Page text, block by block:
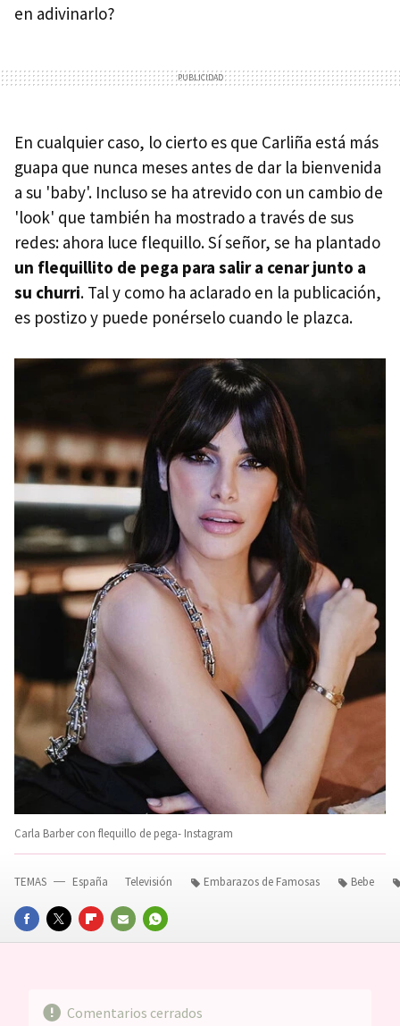
en adivinarlo?
En cualquier caso, lo cierto es que Carliña está más
guapa que nunca meses antes de dar la bienvenida
a su 'baby'. Incluso se ha atrevido con un cambio de
'look' que también ha mostrado a través de sus
redes: ahora luce flequillo. Sí señor, se ha plantado
un flequillito de pega para salir a cenar junto a
su churri. Tal y como ha aclarado en la publicación,
es postizo y puede ponérselo cuando le plazca.
Carla Barber con flequillo de pega- Instagram
FACEBOOKTWITTERFLIPBOARD
E-
WHATSAPP
TEMAS España Televisión Embarazos de Famosas Bebe
Comentarios cerrados